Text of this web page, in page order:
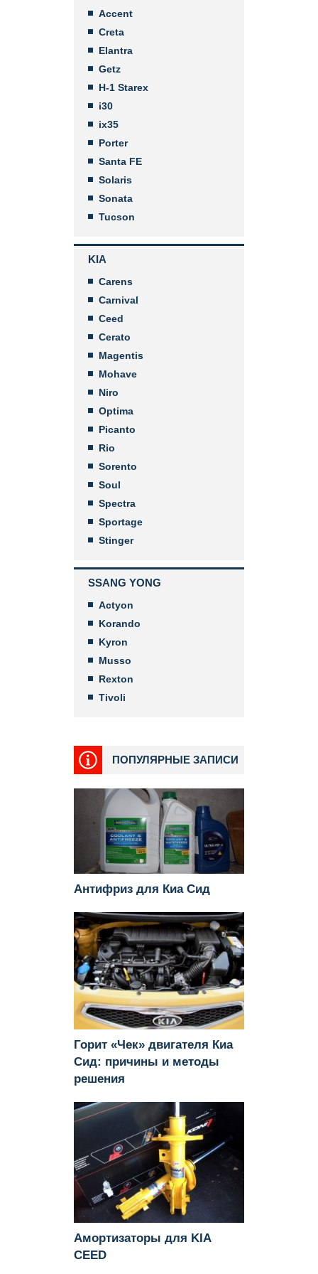
Accent
Creta
Elantra
Getz
H-1 Starex
i30
ix35
Porter
Santa FE
Solaris
Sonata
Tucson
KIA
Carens
Carnival
Ceed
Cerato
Magentis
Mohave
Niro
Optima
Picanto
Rio
Sorento
Soul
Spectra
Sportage
Stinger
SSANG YONG
Actyon
Korando
Kyron
Musso
Rexton
Tivoli
ПОПУЛЯРНЫЕ ЗАПИСИ
Антифриз для Киа Сид
Горит «Чек» двигателя Киа
Сид: причины и методы
решения
Амортизаторы для KIA
CEED